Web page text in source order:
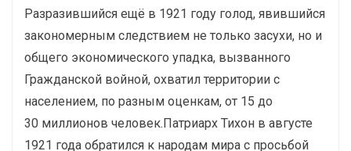
Разразившийся ещё в 1921 году голод, явившийся
закономерным следствием не только засухи, но и
общего экономического упадка, вызванного
Гражданской войной, охватил территории с
населением, по разным оценкам, от 15 до
30 миллионов человек.Патриарх Тихон в августе
1921 года обратился к народам мира с просьбой